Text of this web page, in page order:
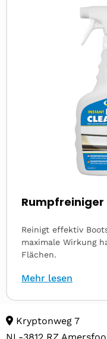
Rumpfreiniger
Reinigt effektiv
maximale Wirkung
Flächen.
Mehr lesen
Kryptonweg 7